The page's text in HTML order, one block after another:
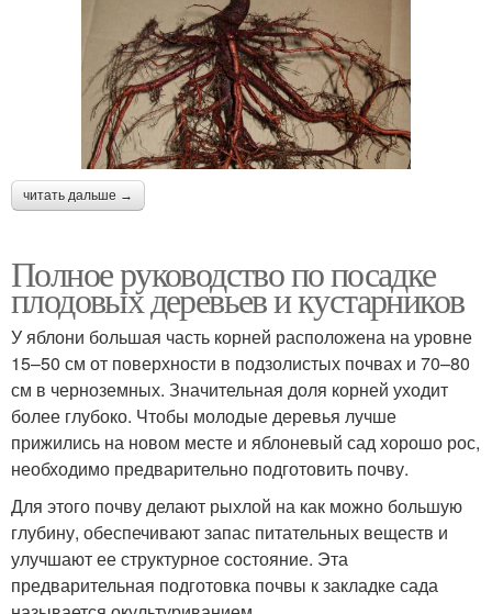
читать дальше →
Полное руководство по посадке
плодовых деревьев и кустарников
У яблони большая часть корней расположена на уровне
15–50 см от поверхности в подзолистых почвах и 70–80
см в черноземных. Значительная доля корней уходит
более глубоко. Чтобы молодые деревья лучше
прижились на новом месте и яблоневый сад хорошо рос,
необходимо предварительно подготовить почву.
Для этого почву делают рыхлой на как можно большую
глубину, обеспечивают запас питательных веществ и
улучшают ее структурное состояние. Эта
предварительная подготовка почвы к закладке сада